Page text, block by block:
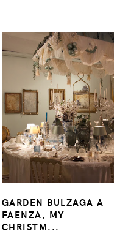
GARDEN BULZAGA A
FAENZA, MY
CHRISTM...